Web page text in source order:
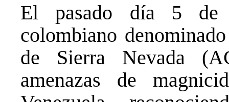
El pasado día 5 de
colombiano
de Sierra Nevada
amenazas de